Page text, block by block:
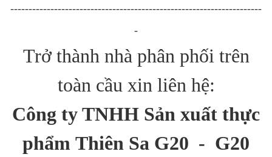
---------------------------------------------------------------------
-
Trở thành nhà phân phối trên
toàn cầu xin liên hệ:
Công ty TNHH Sản xuất thực
phẩm Thiên Sa G20 - G20